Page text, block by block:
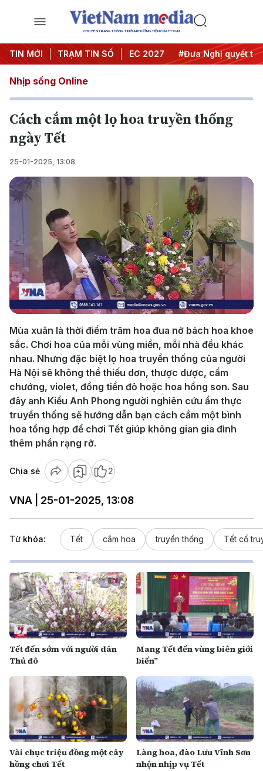
CHUYÊN TRANG THÔNG TIN ĐA PHƯƠNG TIỆN CỦA TTXVN
TIN MỚI TRẠM TIN SỐ
nghị Trung ương 3 #APEC 2027 #Đưa Nghị quyết thành
Nhịp sống Online
Cách cắm một lọ hoa truyền thống
ngày Tết
25-01-2025, 13:08
Play
Video
Mùa xuân là thời điểm trăm hoa đua nở bách hoa khoe
sắc. Chơi hoa của mỗi vùng miền, mỗi nhà đều khác
nhau. Nhưng đặc biệt lọ hoa truyền thống của người
Hà Nội sẽ không thể thiếu dơn, thược dược, cẩm
chướng, violet, đồng tiền đỏ hoặc hoa hồng son. Sau
đây anh Kiều Anh Phong người nghiên cứu ẩm thực
truyền thống sẽ hướng dẫn bạn cách cắm một bình
hoa tổng hợp để chơi Tết giúp không gian gia đình
thêm phần rạng rỡ.
Chia sẻ 2
VNA | 25-01-2025, 13:08
Từ khóa: Tết cắm hoa truyền thống Tết cổ
Tết đến sớm với người dân
Thủ đô
Mang Tết đến vùng biên giới
biển”
Vài chục triệu đồng một cây
hồng chơi Tết
Làng hoa, đào Lưu Vĩnh Sơn
nhộn nhịp vụ Tết